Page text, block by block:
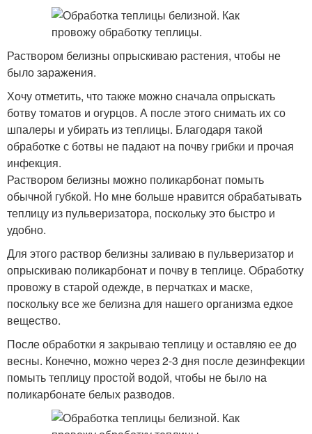
Раствором белизны опрыскиваю растения, чтобы не
было заражения.
Хочу отметить, что также можно сначала опрыскать
ботву томатов и огурцов. А после этого снимать их со
шпалеры и убирать из теплицы. Благодаря такой
обработке с ботвы не падают на почву грибки и прочая
инфекция.
Раствором белизны можно поликарбонат помыть
обычной губкой. Но мне больше нравится обрабатывать
теплицу из пульверизатора, поскольку это быстро и
удобно.
Для этого раствор белизны заливаю в пульверизатор и
опрыскиваю поликарбонат и почву в теплице. Обработку
провожу в старой одежде, в перчатках и маске,
поскольку все же белизна для нашего организма едкое
вещество.
После обработки я закрываю теплицу и оставляю ее до
весны. Конечно, можно через 2-3 дня после дезинфекции
помыть теплицу простой водой, чтобы не было на
поликарбонате белых разводов.